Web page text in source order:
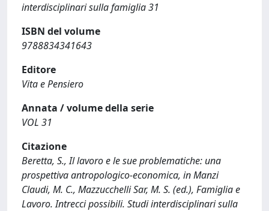
interdisciplinari sulla famiglia 31
ISBN del volume
9788834341643
Editore
Vita e Pensiero
Annata / volume della serie
VOL 31
Citazione
Beretta, S., Il lavoro e le sue problematiche: una
prospettiva antropologico-economica, in Manzi
Claudi, M. C., Mazzucchelli Sar, M. S. (ed.), Famiglia e
Lavoro. Intrecci possibili. Studi interdisciplinari sulla